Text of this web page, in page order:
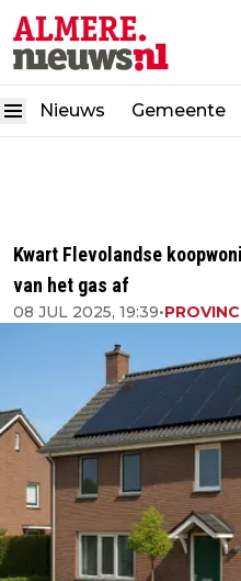
Nieuws Gemeente
Kwart Flevolandse
van het gas af
08 JUL 2025, 19:39•